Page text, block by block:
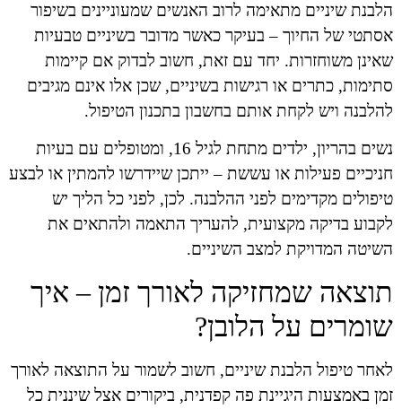
הלבנת שיניים מתאימה לרוב האנשים שמעוניינים בשיפור
אסתטי של החיוך – בעיקר כאשר מדובר בשיניים טבעיות
שאינן משוחזרות. יחד עם זאת, חשוב לבדוק אם קיימות
סתימות, כתרים או רגישות בשיניים, שכן אלו אינם מגיבים
להלבנה ויש לקחת אותם בחשבון בתכנון הטיפול.
נשים בהריון, ילדים מתחת לגיל 16, ומטופלים עם בעיות
חניכיים פעילות או עששת – ייתכן שיידרשו להמתין או לבצע
טיפולים מקדימים לפני ההלבנה. לכן, לפני כל הליך יש
לקבוע בדיקה מקצועית, להעריך התאמה ולהתאים את
השיטה המדויקת למצב השיניים.
תוצאה שמחזיקה לאורך זמן – איך
שומרים על הלובן?
לאחר טיפול הלבנת שיניים, חשוב לשמור על התוצאה לאורך
זמן באמצעות היגיינת פה קפדנית, ביקורים אצל שיננית כל